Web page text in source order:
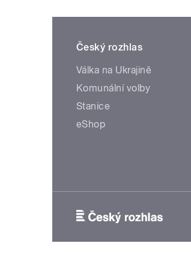
Český rozhlas
Válka na Ukrajině
Komunální volby
Stanice
eShop